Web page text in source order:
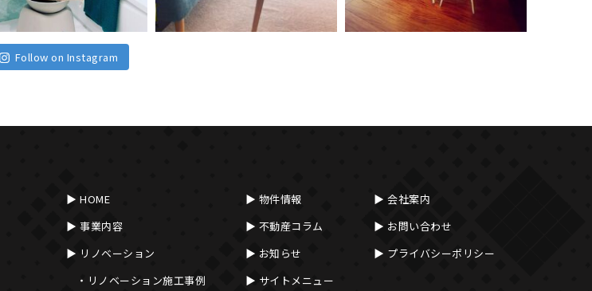
Follow on Instagram
HOME
事業内容
リノベーション
リノベーション施工事例
物件情報
不動産コラム
お知らせ
サイトメニュー
会社案内
お問い合わせ
プライバシーポリシー